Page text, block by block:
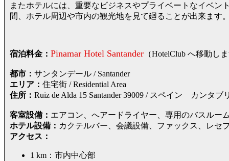
またホテルには、重要なビジネスやプライベートなイベン
間、ホテル周辺や市内の観光地を見て廻ることが出来ます
宿泊料金： Pinamar Hotel Santander （HotelClub へ移動し
都市： サンタンデール / Santander
エリア： 住宅街 / Residential Area
住所： Ruiz de Alda 15 Santander 39009 / スペイン カン
客室設備： エアコン、へアードライヤー、専用のバスルー
ホテル設備： カクテルバー、会議設備、ファックス、レセ
アクセス：
1 km：市内中心部